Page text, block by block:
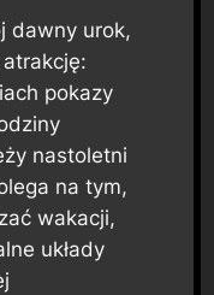
dawny urok,
pokazy
nastoletni
na tym,
wakacji,
układy